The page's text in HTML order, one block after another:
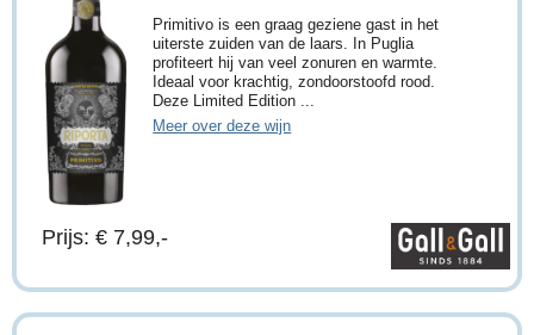
Primitivo is een graag geziene gast in het
uiterste zuiden van de laars. In Puglia
profiteert hij van veel zonuren en warmte.
Ideaal voor krachtig, zondoorstoofd rood.
Deze Limited Edition ...
Meer over deze wijn
Prijs: € 7,99,-